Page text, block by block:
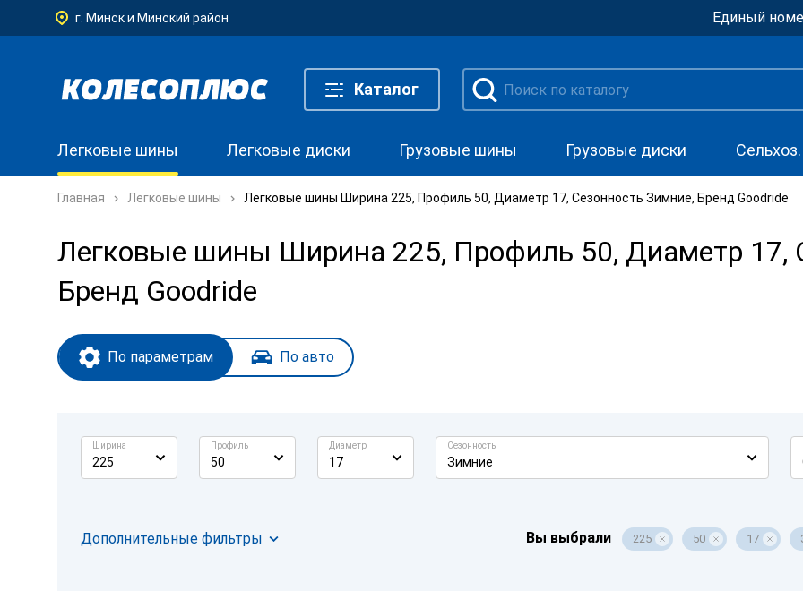
г. Минск и Минский район Единый
Каталог
Легковые шины Легковые диски Грузовые шины Грузовые диски
Главная Легковые шины Легковые шины Ширина 225, Профиль 50, Диаметр 17, Сезонность Зимние, Бренд Goodride
Легковые шины Ширина 225, Профиль 50, Диаметр 17,
Бренд Goodride
По параметрам По авто
Ширина
225
Профиль
50
Диаметр
17
Сезонность
Зимние
Дополнительные фильтры Вы выбрали 225 50 17